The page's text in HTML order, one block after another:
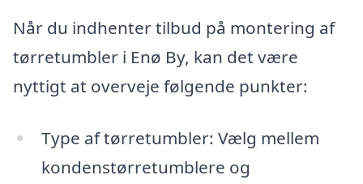
Når du indhenter tilbud på montering af
tørretumbler i Enø By, kan det være
nyttigt at overveje følgende punkter:
Type af tørretumbler: Vælg mellem
kondenstørretumblere og